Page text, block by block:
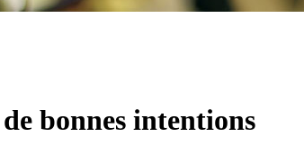
bonnes intentions